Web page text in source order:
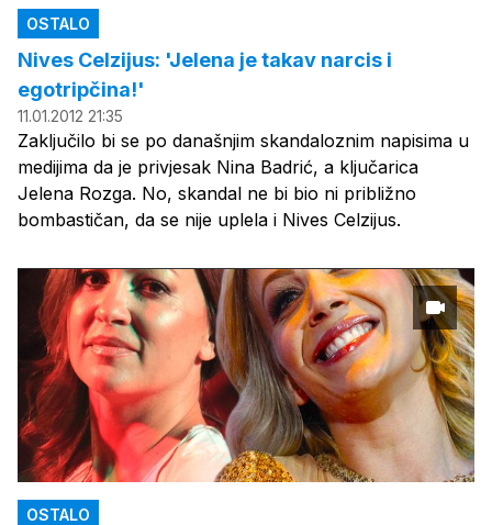
OSTALO
Nives Celzijus: 'Jelena je takav narcis i
egotripčina!'
11.01.2012 21:35
Zaključilo bi se po današnjim skandaloznim napisima u
medijima da je privjesak Nina Badrić, a ključarica
Jelena Rozga. No, skandal ne bi bio ni približno
bombastičan, da se nije uplela i Nives Celzijus.
OSTALO